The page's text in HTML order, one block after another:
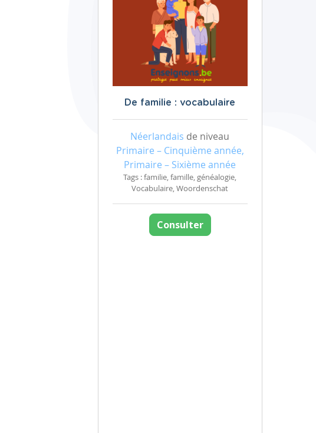
De familie : vocabulaire
Néerlandais de niveau
Primaire – Cinquième année,
Primaire – Sixième année
Tags : familie, famille, généalogie,
Vocabulaire, Woordenschat
Consulter